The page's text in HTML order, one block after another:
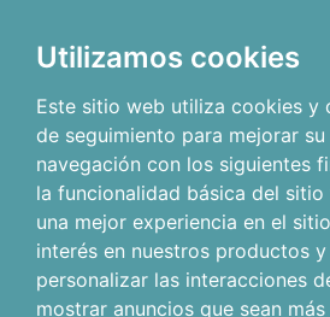
Utilizamos cookies
Este sitio web utiliza cookies y
de seguimiento para mejorar
navegación con los siguientes
la funcionalidad básica del sitio
una mejor experiencia en el
interés en nuestros productos
personalizar las interacciones
mostrar anuncios que sean